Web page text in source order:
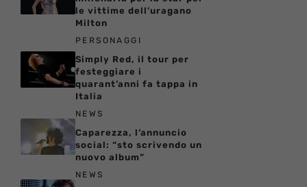
le vittime dell’uragano
Milton
PERSONAGGI
Simply Red, il tour per
festeggiare i
quarant’anni fa tappa in
Italia
NEWS
Caparezza, l’annuncio
social: “sto scrivendo un
nuovo album”
NEWS